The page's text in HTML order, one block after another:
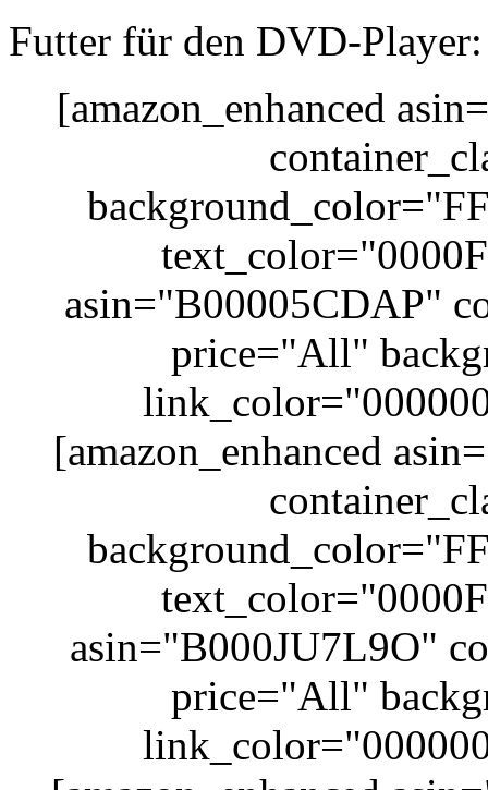
Futter für den DVD-Player:
[amazon_enhanced
asin="B00005CDAP"
price="All"
[amazon_enhanced
asin="B000JU7L9O"
price="All"